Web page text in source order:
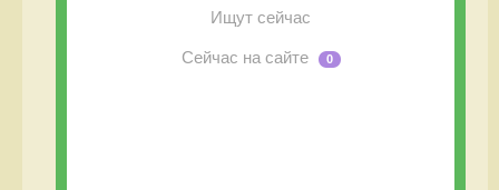
Ищут сейчас
Сейчас на сайте 0